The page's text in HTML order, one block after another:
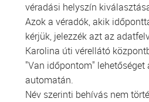
véradási helyszín
Azok a véradók, akik
kérjük, jelezzék azt az
Karolina úti vérellátó
"Van időpontom"
automatán.
Név szerinti behívás nem